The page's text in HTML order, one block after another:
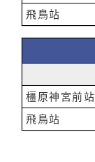
飛鳥站
橿原神宮前
飛鳥站